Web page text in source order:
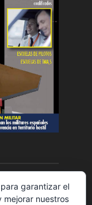
garantizar el
mejorar nuestros